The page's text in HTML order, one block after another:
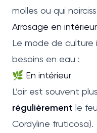
molles ou qui
Arrosage en
Le mode de culture
besoins en eau :
🌿 En intérieur
L’air est souvent
régulièrement le
Cordyline fruticosa).